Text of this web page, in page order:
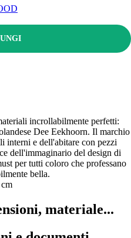
incrollabilmente perfetti:
Dee Eekhoorn. Il marchio
interni e dell'abitare con pezzi
dell'immaginario del design di
per tutti coloro che professano
bella.
materiale...